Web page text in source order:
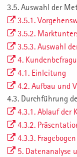
3.5. Auswahl der
3.5.1.
3.5.2.
3.5.3. Auswahl
4.
4.1. Einleitung
4.2. Aufbau und
4.3. Durchführung
4.3.1. Ablauf der
4.3.2.
4.3.3. Fragebogen
5. Datenanalyse